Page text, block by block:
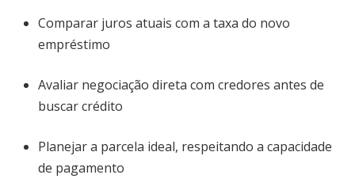
Comparar juros atuais com a taxa do novo
empréstimo
Avaliar negociação direta com credores antes de
buscar crédito
Planejar a parcela ideal, respeitando a capacidade
de pagamento